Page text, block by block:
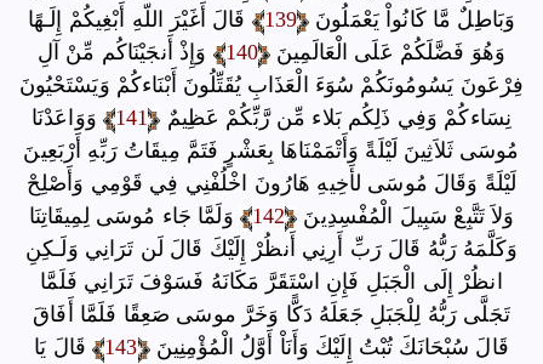
وَبَاطِلٌ مَّا كَانُواْ يَعْمَلُونَ
139
قَالَ أَغَيْرَ اللّهِ أَبْغِيكُمْ إِلَـهًا
وَهُوَ فَضَّلَكُمْ عَلَى الْعَالَمِينَ 140
وَإِذْ أَنجَيْنَاكُم مِّنْ آلِ
فِرْعَونَ يَسُومُونَكُمْ سُوَءَ الْعَذَابِ يُقَتِّلُونَ أَبْنَاءكُمْ وَيَسْتَحْيُونَ
نِسَاءكُمْ وَفِي ذَلِكُم بَلاء مِّن رَّبِّكُمْ عَظِيمٌ
141 وَوَاعَدْنَا
مُوسَى ثَلاَثِينَ لَيْلَةً وَأَتْمَمْنَاهَا بِعَشْرٍ فَتَمَّ مِيقَاتُ رَبِّهِ أَرْبَعِينَ
لَيْلَةً وَقَالَ مُوسَى لأَخِيهِ هَارُونَ اخْلُفْنِي فِي قَوْمِي وَأَصْلِحْ
وَلاَ تَتَّبِعْ سَبِيلَ الْمُفْسِدِينَ
142
وَلَمَّا جَاء مُوسَى لِمِيقَاتِنَا
وَكَلَّمَهُ رَبُّهُ قَالَ رَبِّ أَرِنِي أَنظُرْ إِلَيْكَ قَالَ لَن تَرَانِي وَلَـكِنِ
انظُرْ إِلَى الْجَبَلِ فَإِنِ اسْتَقَرَّ مَكَانَهُ فَسَوْفَ تَرَانِي فَلَمَّا
تَجَلَّى رَبُّهُ لِلْجَبَلِ جَعَلَهُ دَكًّا وَخَرَّ موسَى صَعِقًا فَلَمَّا أَفَاقَ
قَالَ سُبْحَانَكَ تُبْتُ إِلَيْكَ وَأَنَاْ أَوَّلُ الْمُؤْمِنِينَ 143 قَالَ يَا